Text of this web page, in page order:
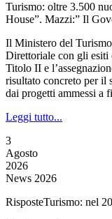
Turismo: oltre 3.500
House”. Mazzi:” Il
Il Ministero del
Direttoriale con gli esiti
Titolo II e
risultato concreto per il
dai progetti ammessi a
Leggi tutto...
3
Agosto
2026
News 2026
RisposteTurismo: nel